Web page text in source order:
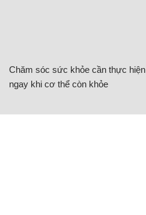
Chăm sóc sức khỏe cần thực hiện
ngay khi cơ thể còn khỏe